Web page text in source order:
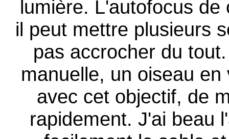
lumière. L'autofocus
il peut mettre plusieurs
pas accrocher du
manuelle, un oiseau
avec cet objectif, de
rapidement. J'ai beau